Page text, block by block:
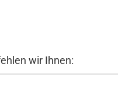
wir Ihnen: